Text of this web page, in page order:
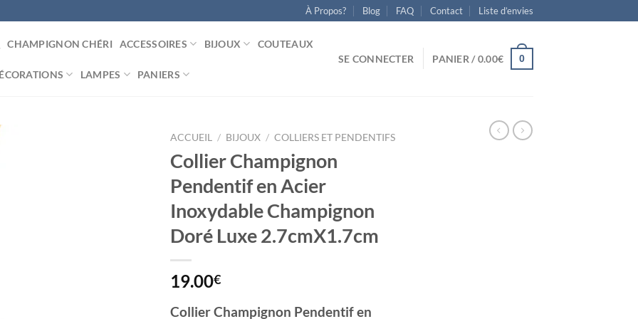
À Propos? Blog FAQ Contact Liste d’envies
CHAMPIGNON CHÉRI ACCESSOIRES BIJOUX COUTEAUX
LAMPES PANIERS
SE CONNECTER PANIER /0.00€ 0
ACCUEIL / BIJOUX / COLLIERS ET PENDENTIFS
Collier Champignon
Pendentif en Acier
Inoxydable Champignon
Doré Luxe 2.7cmX1.7cm
19.00€
Collier Champignon Pendentif en